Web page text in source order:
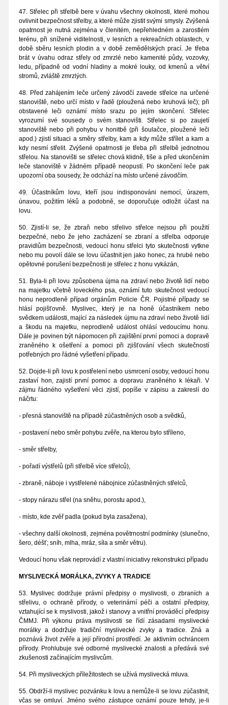
47. Střelec při střelbě bere v úvahu všechny okolnosti, které mohou
ovlivnit bezpečnost střelby, a které může zjistit svými smysly. Zvýšená
opatrnost je nutná zejména v členitém, nepřehledném a zarostlém
terénu, při snížené viditelnosti, v lesních a rekreačních oblastech, v
době sběru lesních plodin a v době zemědělských prací. Je třeba
brát v úvahu odraz střely od zmrzlé nebo kamenité půdy, vozovky,
ledu, případně od vodní hladiny a mokré louky, od kmenů a větví
stromů, zvláště zmrzlých.
48. Před zahájením leče určený závodčí zavede střelce na určené
stanoviště, nebo určí místo v řadě (ploužená nebo kruhová leč); při
obstavené leči oznámí místo srazu po jejím skončení. Střelec
vyrozumí své sousedy o svém stanovišti. Střelec si po zaujetí
stanoviště nebo při pohybu v honitbě (při šoulačce, ploužené leči
apod.) zjistí situaci a směry střelby, kam a kdy může střílet a kam a
kdy nesmí střelit. Zvýšené opatrnosti je třeba při střelbě jednotnou
střelou. Na stanovišti se střelec chová klidně, tiše a před ukončením
leče stanoviště v žádném případě neopustí. Po skončení leče pak
upozorní oba sousedy, že odchází na místo určené závodčím.
49. Účastníkům lovu, kteří jsou indisponováni nemocí, úrazem,
únavou, požitím léků a podobně, se doporučuje odložit účast na
lovu.
50. Zjistí-li se, že zbraň nebo střelivo střelce nejsou při použití
bezpečné, nebo že jeho zacházení se zbraní a střelba odporuje
pravidlům bezpečnosti, vedoucí honu střelci tyto skutečnosti vytkne
nebo mu povolí dále se lovu účastnit jen jako honec, za hrubé nebo
opětovné porušení bezpečnosti je střelec z honu vykázán,
51. Byla-li při lovu způsobena újma na zdraví nebo životě lidí nebo
na majetku včetně loveckého psa, oznámí tuto skutečnost vedoucí
honu neprodleně případ orgánům Policie ČR. Pojistné případy se
hlásí pojišťovně. Myslivec, který je na honě účastníkem nebo
svědkem události, mající za následek újmu na zdraví nebo životě lidí
a škodu na majetku, neprodleně událost ohlásí vedoucímu honu.
Dále je povinen být nápomocen při zajištění první pomoci a dopravě
zraněného k ošetření a pomoci při zjišťování všech skutečností
potřebných pro řádné vyšetření případu.
52. Dojde-li při lovu k postřelení nebo usmrcení osoby, vedoucí honu
zastaví hon, zajistí první pomoc a dopravu zraněného k lékaři. V
zájmu řádného vyšetření věci zjistí, popíše v zápisu a zakreslí do
náčrtu:
- přesná stanoviště na případě zúčastněných osob a svědků,
- postavení nebo směr pohybu zvěře, na kterou bylo stříleno,
- směr střelby,
- pořadí výstřelů (při střelbě více střelců),
- zbraně, náboje i vystřelené nábojnice zúčastněných střelců,
- stopy nárazu střel (na sněhu, porostu apod.),
- místo, kde zvěř padla (pokud byla zasažena),
- všechny další okolnosti, zejména povětrnostní podmínky (slunečno,
šero, déšť; sníh, mlha, mráz, síla a směr větru).
Vedoucí honu však neprovádí z vlastní iniciativy rekonstrukci případu
MYSLIVECKÁ MORÁLKA, ZVYKY A TRADICE
53. Myslivec dodržuje právní předpisy o myslivosti, o zbraních a
střelivu, o ochraně přírody, o veterinární péči a ostatní předpisy,
vztahující se k myslivosti, jakož i stanovy a vnitřní prováděcí předpisy
ČMMJ. Při výkonu práva myslivosti se řídí zásadami myslivecké
morálky a dodržuje tradiční myslivecké zvyky a tradice. Zná a
poznává život zvěře a její přírodní prostředí. Je aktivním ochráncem
přírody. Prohlubuje své odborné myslivecké znalosti a předává své
zkušenosti začínajícím myslivcům.
54. Při mysliveckých příležitostech se užívá myslivecká mluva.
55. Obdrží-li myslivec pozvánku k lovu a nemůže-li se lovu zúčastnit,
včas se omluví. Jméno svého zástupce oznámí pouze tehdy, je-li